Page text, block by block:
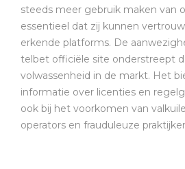
steeds meer gebruik maken van
essentieel dat zij kunnen
erkende platforms. De
telbet officiële site onderstreept
volwassenheid in de markt. Het
informatie over licenties en
ook bij het voorkomen van
operators en frauduleuze